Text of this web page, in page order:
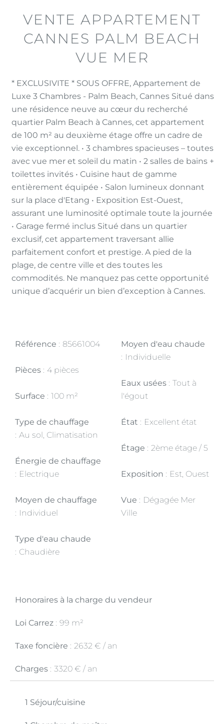
VENTE APPARTEMENT
CANNES PALM BEACH
VUE MER
* EXCLUSIVITE * SOUS OFFRE, Appartement de
Luxe 3 Chambres - Palm Beach, Cannes Situé dans
une résidence neuve au cœur du recherché
quartier Palm Beach à Cannes, cet appartement
de 100 m² au deuxième étage offre un cadre de
vie exceptionnel. • 3 chambres spacieuses – toutes
avec vue mer et soleil du matin • 2 salles de bains +
toilettes invités • Cuisine haut de gamme
entièrement équipée • Salon lumineux donnant
sur la place d'Etang • Exposition Est-Ouest,
assurant une luminosité optimale toute la journée
• Garage fermé inclus Situé dans un quartier
exclusif, cet appartement traversant allie
parfaitement confort et prestige. A pied de la
plage, de centre ville et des toutes les
commodités. Ne manquez pas cette opportunité
unique d’acquérir un bien d’exception à Cannes.
Référence 85661004
Pièces 4 pièces
Surface 100 m²
Type de chauffage
Au sol, Climatisation
Énergie de chauffage
Electrique
Moyen de chauffage
Individuel
Type d'eau chaude
Chaudière
Moyen d'eau chaude
Individuelle
Eaux usées
Tout à
l'égout
État Excellent état
Étage 2ème étage / 5
Exposition Est, Ouest
Vue
Dégagée Mer
Ville
Honoraires à la charge du vendeur
Loi Carrez 99 m²
Taxe foncière 2632 € / an
Charges 3320 € / an
1 Séjour/cuisine